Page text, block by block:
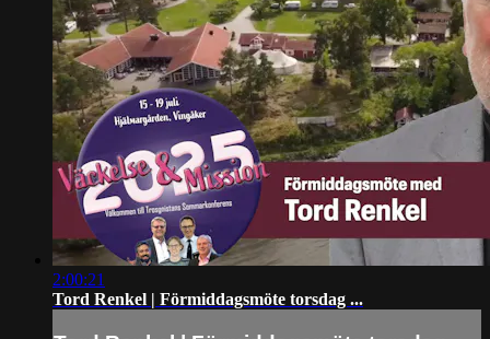
2:00:21
Tord Renkel | Förmiddagsmöte torsdag ...